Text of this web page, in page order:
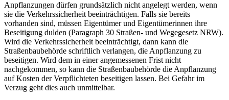
Anpflanzungen dürfen grundsätzlich nicht angelegt werden, wenn
sie die Verkehrssicherheit beeinträchtigen. Falls sie bereits
vorhanden sind, müssen Eigentümer und Eigentümerinnen ihre
Beseitigung dulden (Paragraph 30 Straßen- und Wegegesetz NRW).
Wird die Verkehrssicherheit beeinträchtigt, dann kann die
Straßenbaubehörde schriftlich verlangen, die Anpflanzung zu
beseitigen. Wird dem in einer angemessenen Frist nicht
nachgekommen, so kann die Straßenbaubehörde die Anpflanzung
auf Kosten der Verpflichteten beseitigen lassen. Bei Gefahr im
Verzug geht dies auch unmittelbar.